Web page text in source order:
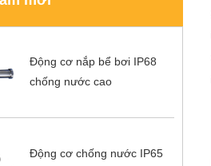
Động cơ nắp bể bơi IP68
chống nước cao
Động cơ chống nước IP65